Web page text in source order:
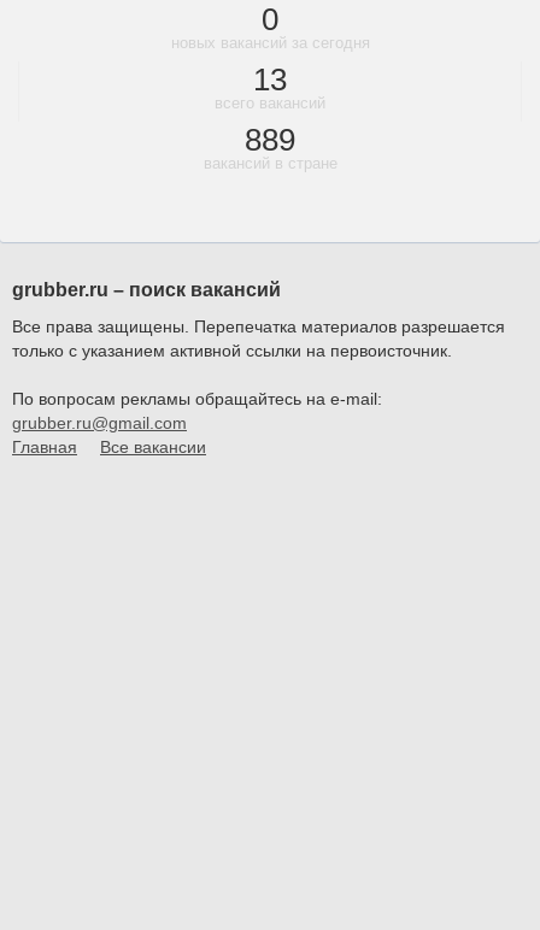
0
новых вакансий за сегодня
13
всего вакансий
889
вакансий в стране
grubber.ru – поиск вакансий
Все права защищены. Перепечатка материалов разрешается
только с указанием активной ссылки на первоисточник.
По вопросам рекламы обращайтесь на e-mail:
grubber.ru@gmail.com
Главная
Все вакансии